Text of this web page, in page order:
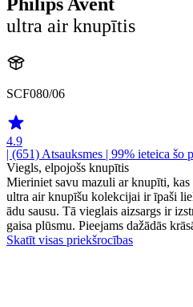
ultra air knupītis
SCF080/06
4.9
| (651) Atsauksmes | 99% ieteica šo
Viegls, elpojošs knupītis
Mieriniet savu mazuli ar knupīti,
ultra air knupīšu kolekcijai ir īpaši
ādu sausu. Tā vieglais aizsargs ir
gaisa plūsmu. Pieejams dažādās
Skatīt visas priekšrocības